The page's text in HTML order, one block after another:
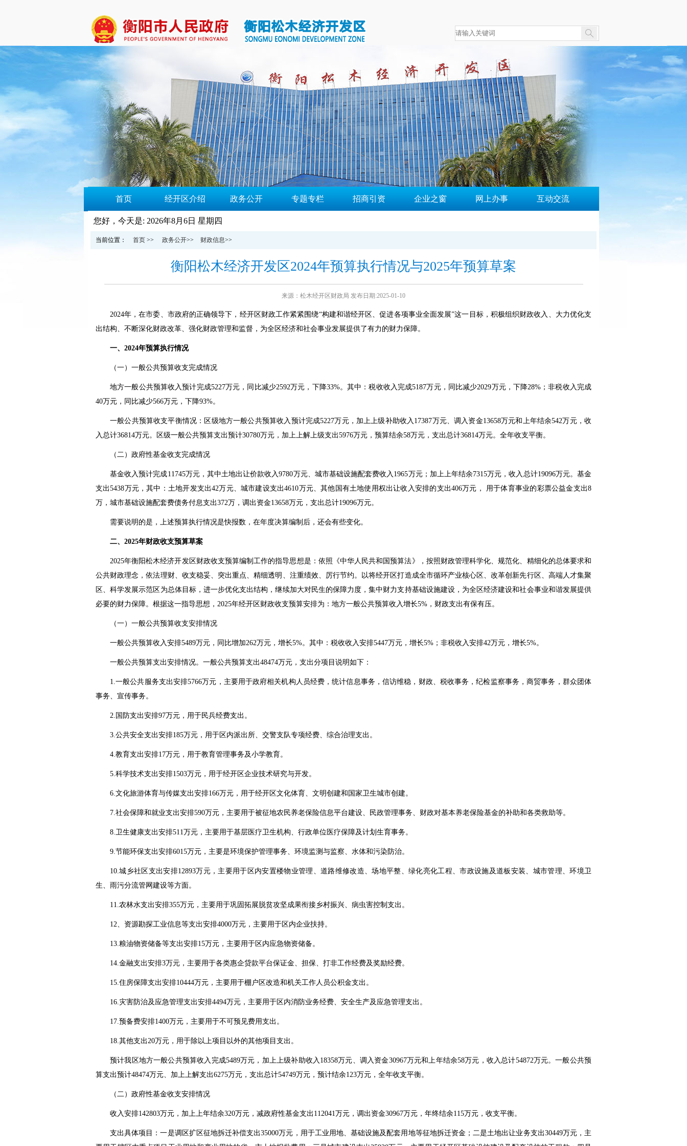
首页 经开区介绍 政务公开 专题专栏 招商引资 企业之窗 网上办事 互动交流
您好，今天是: 2026年8月6日 星期四
当前位置： 首页 >> 政务公开>> 财政信息>>
衡阳松木经济开发区2024年预算执行情况与2025年预算草案
来源：松木经开区财政局 发布日期:2025-01-10
2024年，在市委、市政府的正确领导下，经开区财政工作紧紧围绕“构建和谐经开区、促进各项事业全面发展”这一目标，积极组织财政收入、大力优化支
出结构、不断深化财政改革、强化财政管理和监督，为全区经济和社会事业发展提供了有力的财力保障。
一、2024年预算执行情况
（一）一般公共预算收支完成情况
地方一般公共预算收入预计完成5227万元，同比减少2592万元，下降33%。其中：税收收入完成5187万元，同比减少2029万元，下降28%；非税收入完成
40万元，同比减少566万元，下降93%。
一般公共预算收支平衡情况：区级地方一般公共预算收入预计完成5227万元，加上上级补助收入17387万元、调入资金13658万元和上年结余542万元，收
入总计36814万元。区级一般公共预算支出预计30780万元，加上上解上级支出5976万元，预算结余58万元，支出总计36814万元。全年收支平衡。
（二）政府性基金收支完成情况
基金收入预计完成11745万元，其中土地出让价款收入9780万元、城市基础设施配套费收入1965万元；加上上年结余7315万元，收入总计19096万元。基金
支出5438万元，其中：土地开发支出42万元、城市建设支出4610万元、其他国有土地使用权出让收入安排的支出406万元， 用于体育事业的彩票公益金支出8
万，城市基础设施配套费债务付息支出372万，调出资金13658万元，支出总计19096万元。
需要说明的是，上述预算执行情况是快报数，在年度决算编制后，还会有些变化。
二、2025年财政收支预算草案
2025年衡阳松木经济开发区财政收支预算编制工作的指导思想是：依照《中华人民共和国预算法》，按照财政管理科学化、规范化、精细化的总体要求和
公共财政理念，依法理财、收支稳妥、突出重点、精细透明、注重绩效、厉行节约。以将经开区打造成全市循环产业核心区、改革创新先行区、高端人才集聚
区、科学发展示范区为总体目标，进一步优化支出结构，继续加大对民生的保障力度，集中财力支持基础设施建设，为全区经济建设和社会事业和谐发展提供
必要的财力保障。根据这一指导思想，2025年经开区财政收支预算安排为：地方一般公共预算收入增长5%，财政支出有保有压。
（一）一般公共预算收支安排情况
一般公共预算收入安排5489万元，同比增加262万元，增长5%。其中：税收收入安排5447万元，增长5%；非税收入安排42万元，增长5%。
一般公共预算支出安排情况。一般公共预算支出48474万元，支出分项目说明如下：
1.一般公共服务支出安排5766万元，主要用于政府相关机构人员经费，统计信息事务，信访维稳，财政、税收事务，纪检监察事务，商贸事务，群众团体
事务、宣传事务。
2.国防支出安排97万元，用于民兵经费支出。
3.公共安全支出安排185万元，用于区内派出所、交警支队专项经费、综合治理支出。
4.教育支出安排17万元，用于教育管理事务及小学教育。
5.科学技术支出安排1503万元，用于经开区企业技术研究与开发。
6.文化旅游体育与传媒支出安排166万元，用于经开区文化体育、文明创建和国家卫生城市创建。
7.社会保障和就业支出安排590万元，主要用于被征地农民养老保险信息平台建设、民政管理事务、财政对基本养老保险基金的补助和各类救助等。
8.卫生健康支出安排511万元，主要用于基层医疗卫生机构、行政单位医疗保障及计划生育事务。
9.节能环保支出安排6015万元，主要是环境保护管理事务、环境监测与监察、水体和污染防治。
10.城乡社区支出安排12893万元，主要用于区内安置楼物业管理、道路维修改造、场地平整、绿化亮化工程、市政设施及道板安装、城市管理、环境卫
生、雨污分流管网建设等方面。
11.农林水支出安排355万元，主要用于巩固拓展脱贫攻坚成果衔接乡村振兴、病虫害控制支出。
12、资源勘探工业信息等支出安排4000万元，主要用于区内企业扶持。
13.粮油物资储备等支出安排15万元，主要用于区内应急物资储备。
14.金融支出安排3万元，主要用于各类惠企贷款平台保证金、担保、打非工作经费及奖励经费。
15.住房保障支出安排10444万元，主要用于棚户区改造和机关工作人员公积金支出。
16.灾害防治及应急管理支出安排4494万元，主要用于区内消防业务经费、安全生产及应急管理支出。
17.预备费安排1400万元，主要用于不可预见费用支出。
18.其他支出20万元，用于除以上项目以外的其他项目支出。
预计我区地方一般公共预算收入完成5489万元，加上上级补助收入18358万元、调入资金30967万元和上年结余58万元，收入总计54872万元。一般公共预
算支出预计48474万元、加上上解支出6275万元，支出总计54749万元，预计结余123万元，全年收支平衡。
（二）政府性基金收支安排情况
收入安排142803万元，加上上年结余320万元，减政府性基金支出112041万元，调出资金30967万元，年终结余115万元，收支平衡。
支出具体项目：一是调区扩区征地拆迁补偿支出35000万元，用于工业用地、基础设施及配套用地等征地拆迁资金；二是土地出让业务支出30449万元，主